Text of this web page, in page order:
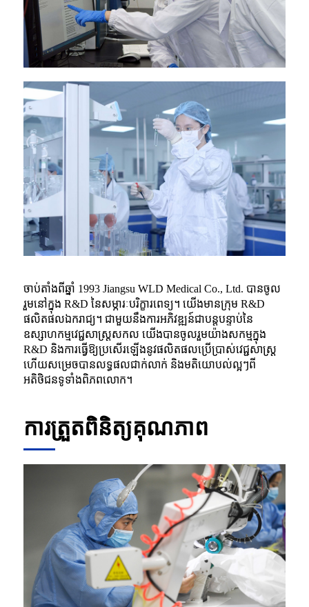
ចាប់តាំងពីឆ្នាំ 1993 Jiangsu WLD Medical Co., Ltd. បានចូល
រួមនៅក្នុង R&D នៃសម្ភារៈបរិក្ខារពេទ្យ។ យើងមានក្រុម R&D
ផលិតផលឯករាជ្យ។ ជាមួយនឹងការអភិវឌ្ឍន៍ជាបន្តបន្ទាប់នៃ
ឧស្សាហកម្មវេជ្ជសាស្ត្រសកល យើងបានចូលរួមយ៉ាងសកម្មក្នុង
R&D និងការធ្វើឱ្យប្រសើរឡើងនូវផលិតផលប្រើប្រាស់វេជ្ជសាស្រ្ត
ហើយសម្រេចបានលទ្ធផលជាក់លាក់ និងមតិយោបល់ល្អៗពី
អតិថិជនទូទាំងពិភពលោក។
ការត្រួតពិនិត្យគុណភាព